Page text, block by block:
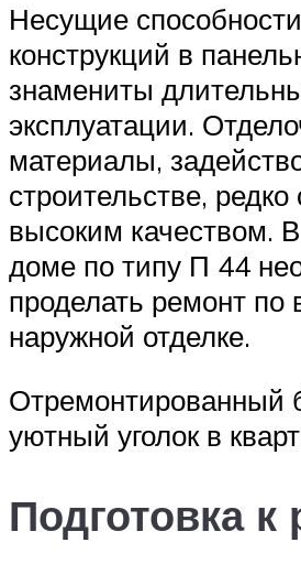
Несущие
конструкций в
знамениты
эксплуатации.
материалы,
строительстве,
высоким качеством.
доме по типу П 44
проделать ремонт по
наружной отделке.
Отремонтированный
уютный уголок в
Подготовка к